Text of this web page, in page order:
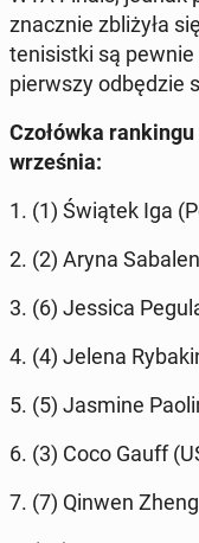
znacz­nie zbli­ży­ła
te­ni­sist­ki są
pierw­szy od­bę­dzie
Czo­łów­ka
wrze­śnia:
1. (1) Świątek Iga
2. (2) Aryna
3. (6) Jessica
4. (4) Jelena
5. (5) Jasmine
6. (3) Coco Gauff
7. (7) Qinwen